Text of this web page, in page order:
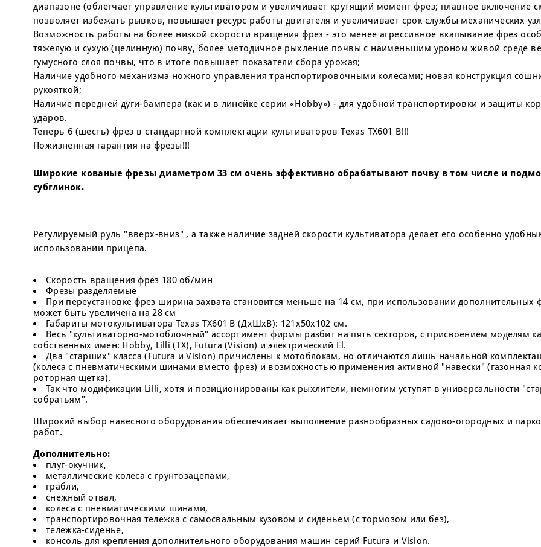
диапазоне (облегчает управление культиватором и увеличивает крутящий момент фрез; плавное включение
позволяет избежать рывков, повышает ресурс работы двигателя и увеличивает срок службы механических
Возможность работы на более низкой скорости вращения фрез - это менее агрессивное вкапывание фрез
тяжелую и сухую (целинную) почву, более методичное рыхление почвы с наименьшим уроном живой среде
гумусного слоя почвы, что в итоге повышает показатели сбора урожая;
Наличие удобного механизма ножного управления транспортировочными колесами; новая конструкция
рукояткой;
Наличие передней дуги-бампера (как и в линейке серии «Hobby») - для удобной транспортировки и защиты
ударов.
Теперь 6 (шесть) фрез в стандартной комплектации культиваторов Texas TX601 B!!!
Пожизненная гарантия на фрезы!!!
Широкие кованые фрезы диаметром 33 см очень эффективно обрабатывают почву в том числе и
субглинок.
Регулируемый руль "вверх-вниз" , а также наличие задней скорости культиватора делает его особенно
использовании прицепа.
Скорость вращения фрез 180 об/мин
Фрезы разделяемые
При переустановке фрез ширина захвата становится меньше на 14 см, при использовании дополнительных
может быть увеличена на 28 см
Габариты мотокультиватора Texas TX601 B (ДхШхВ): 121x50x102 см.
Весь "культиваторно-мотоблочный" ассортимент фирмы разбит на пять секторов, с присвоением моделям
собственных имен: Hobby, Lilli (TX), Futura (Vision) и электрический El.
Два "старших" класса (Futura и Vision) причислены к мотоблокам, но отличаются лишь начальной
(колеса с пневматическими шинами вместо фрез) и возможностью применения активной "навески" (газонная
роторная щетка).
Так что модификации Lilli, хотя и позиционированы как рыхлители, немногим уступят в универсальности
собратьям".
Широкий выбор навесного оборудования обеспечивает выполнение разнообразных садово-огородных и
работ.
Дополнительно:
плуг-окучник,
металлические колеса с грунтозацепами,
грабли,
снежный отвал,
колеса с пневматическими шинами,
транспортировочная тележка с самосвальным кузовом и сиденьем (с тормозом или без),
тележка-сиденье,
консоль для крепления дополнительного оборудования машин серий Futura и Vision.